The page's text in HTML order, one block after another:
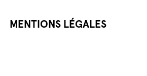
MENTIONS LÉGALES